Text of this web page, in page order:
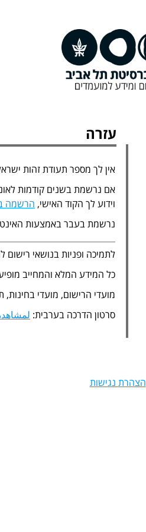
עזרה
אין לך מספר תעודת זהות
אם נרשמת בשנים קודמות
וידוע לך הקוד האישי, הרשמה
נרשמת בעבר באמצעות
לתמיכה ופניות בנושאי רישום
כל המידע המלא והמחייב
מועדי הרישום, מועדי
סרטון הדרכה בערבית:
הצהרת נגישות